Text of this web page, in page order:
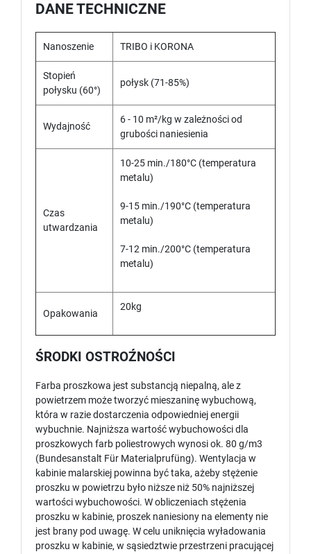
DANE TECHNICZNE
Nanoszenie TRIBO i KORONA
Stopień
połysku (60°)
połysk (71-85%)
Wydajność
6 - 10 m²/kg w zależności od
grubości naniesienia
Czas
utwardzania
10-25 min./180°C (temperatura
metalu)
9-15 min./190°C (temperatura
metalu)
7-12 min./200°C (temperatura
metalu)
Opakowania
20kg
ŚRODKI OSTROŹNOŚCI
Farba proszkowa jest substancją niepalną, ale z
powietrzem może tworzyć mieszaninę wybuchową,
która w razie dostarczenia odpowiedniej energii
wybuchnie. Najniższa wartość wybuchowości dla
proszkowych farb poliestrowych wynosi ok. 80 g/m3
(Bundesanstalt Für Materialprufüng). Wentylacja w
kabinie malarskiej powinna być taka, ażeby stężenie
proszku w powietrzu było niższe niż 50% najniższej
wartości wybuchowości. W obliczeniach stężenia
proszku w kabinie, proszek naniesiony na elementy nie
jest brany pod uwagę. W celu uniknięcia wyładowania
proszku w kabinie, w sąsiedztwie przestrzeni pracującej